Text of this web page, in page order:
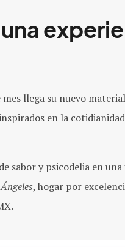
mes llega su nuevo
en la
sabor y psicodelia en
, hogar por